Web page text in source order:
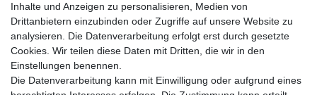
Anleitungen
Vertrag widerrufen
PARTNER
DHL
Inhalte und Anzeigen zu personalisieren, Medien von
Drittanbietern einzubinden oder Zugriffe auf unsere Website zu
analysieren. Die Datenverarbeitung erfolgt erst durch gesetzte
Cookies. Wir teilen diese Daten mit Dritten, die wir in den
Einstellungen benennen.
Die Datenverarbeitung kann mit Einwilligung oder aufgrund eines